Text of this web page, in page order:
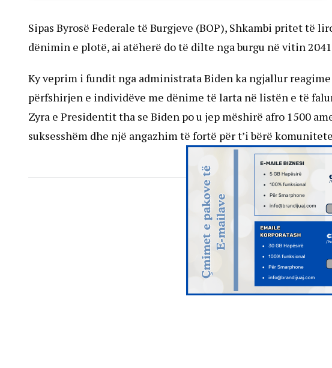
Sipas Byrosë Federale të Burgjeve (BOP), Shkambi pritet të
dënimin e plotë, ai atëherë do të dilte nga burgu në vitin
Ky veprim i fundit nga administrata Biden ka ngjallur
përfshirjen e individëve me dënime të larta në listën e të
Zyra e Presidentit tha se Biden po u jep mëshirë afro 1500
suksesshëm dhe një angazhim të fortë për t’i bërë